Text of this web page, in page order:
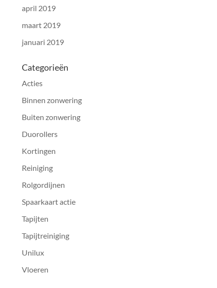
april 2019
maart 2019
januari 2019
Categorieën
Acties
Binnen zonwering
Buiten zonwering
Duorollers
Kortingen
Reiniging
Rolgordijnen
Spaarkaart actie
Tapijten
Tapijtreiniging
Unilux
Vloeren